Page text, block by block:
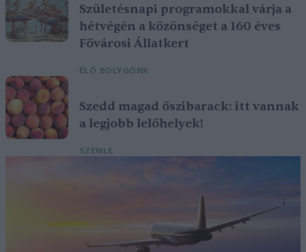
Születésnapi programokkal várja a
hétvégén a közönséget a 160 éves
Fővárosi Állatkert
ÉLŐ BOLYGÓNK
Szedd magad őszibarack: itt vannak
a legjobb lelőhelyek!
SZEMLE